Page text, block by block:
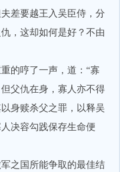
差要越王入吴臣侍，分
，这却如何是好？不由
的哼了一声，道：“寡
父仇在身，寡人亦不得
身赎杀父之罪，以释吴
决容勾践保存生命便
之国所能争取的最佳结